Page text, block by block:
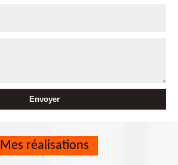
Mes réalisations